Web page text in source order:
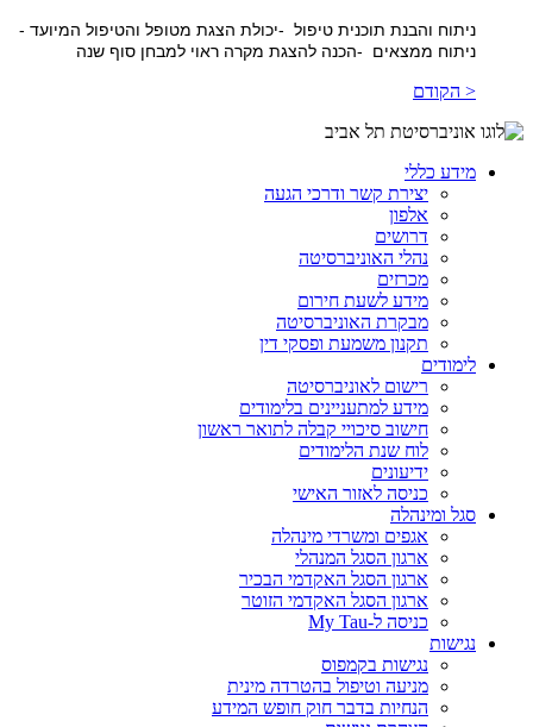
ניתוח והבנת תוכנית טיפול -יכולת הצגת מטופל והטיפול המיועד -
ניתוח ממצאים
-הכנה להצגת מקרה ראוי למבחן סוף שנה
< הקודם
מידע כללי
יצירת קשר ודרכי הגעה
אלפון
דרושים
נהלי האוניברסיטה
מכרזים
מידע לשעת חירום
מבקרת האוניברסיטה
תקנון משמעת ופסקי דין
לימודים
רישום לאוניברסיטה
מידע למתעניינים בלימודים
חישוב סיכויי קבלה לתואר ראשון
לוח שנת הלימודים
ידיעונים
כניסה לאזור האישי
סגל ומינהלה
אגפים ומשרדי מינהלה
ארגון הסגל המנהלי
ארגון הסגל האקדמי הבכיר
ארגון הסגל האקדמי הזוטר
כניסה ל-My Tau
נגישות
נגישות בקמפוס
מניעה וטיפול בהטרדה מינית
הנחיות בדבר חוק חופש המידע